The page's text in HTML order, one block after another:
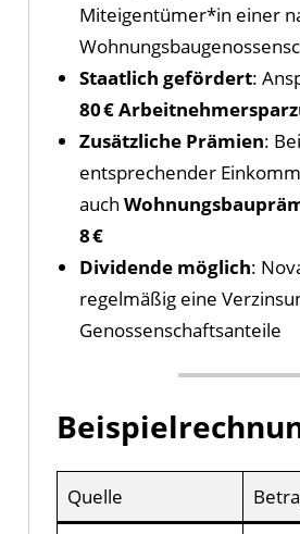
Miteigentümer*in einer
Staatlich gefördert:
80 €
Zusätzliche Prämien: Bei
entsprechender
auch
8 €
Dividende möglich:
regelmäßig eine
Genossenschaftsanteile
Quelle